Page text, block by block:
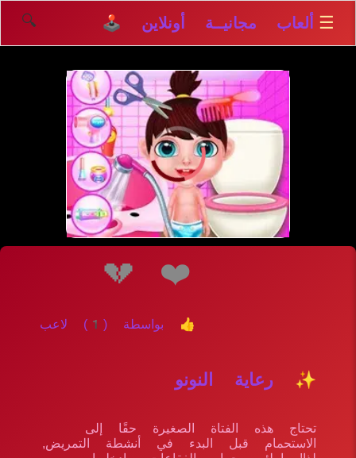
☰ ألعاب مجانيــة أونلاين 🕹️ 🔍
إلعــــب
❤️
💔
👍 بواسطة (1) لاعب
✨ رعاية النونو
تحتاج هذه الفتاة الصغيرة حقًا إلى
الاستحمام قبل البدء في أنشطة التمريض,